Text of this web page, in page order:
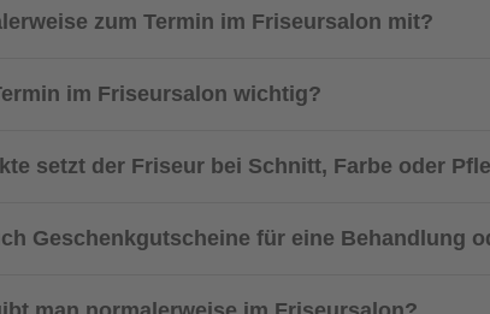
zum Termin im Friseursalon mit?
im Friseursalon wichtig?
setzt der Friseur bei Schnitt, Farbe oder
Geschenkgutscheine für eine Behandlung